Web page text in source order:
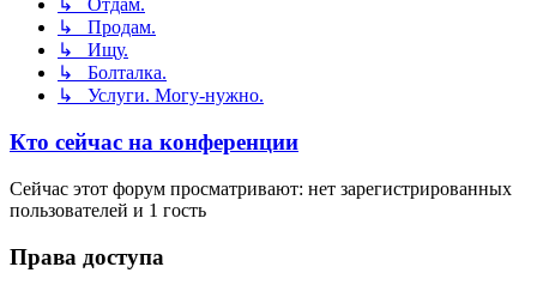
↳ Отдам.
↳ Продам.
↳ Ищу.
↳ Болталка.
↳ Услуги. Могу-нужно.
Кто сейчас на конференции
Сейчас этот форум просматривают: нет зарегистрированных
пользователей и 1 гость
Права доступа